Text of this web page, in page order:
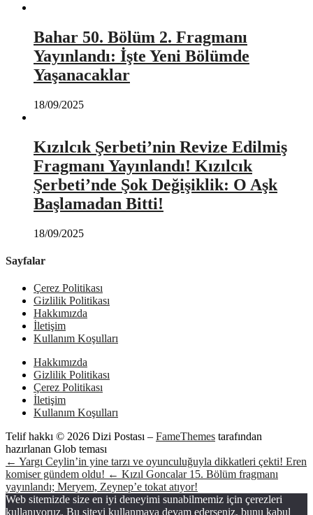
Bahar 50. Bölüm 2. Fragmanı
Yayınlandı: İşte Yeni Bölümde
Yaşanacaklar
18/09/2025
Kızılcık Şerbeti’nin Revize Edilmiş
Fragmanı Yayınlandı! Kızılcık
Şerbeti’nde Şok Değişiklik: O Aşk
Başlamadan Bitti!
18/09/2025
Sayfalar
Çerez Politikası
Gizlilik Politikası
Hakkımızda
İletişim
Kullanım Koşulları
Hakkımızda
Gizlilik Politikası
Çerez Politikası
İletişim
Kullanım Koşulları
Telif hakkı © 2026 Dizi Postası – FameThemes tarafından
hazırlanan Glob teması
← Yargı Ceylin’in yine tarzı ve oyunculuğuyla dikkatleri çekti! Eren
komiser gündem oldu! ← Kızıl Goncalar 15. Bölüm fragmanı
yayınlandı; Meryem, Zeynep’e tokat atıyor!
Web sitemizde size en iyi deneyimi sunabilmemiz için çerezleri
kullanıyoruz. Bu siteyi kullanmaya devam ederseniz, bunu kabul